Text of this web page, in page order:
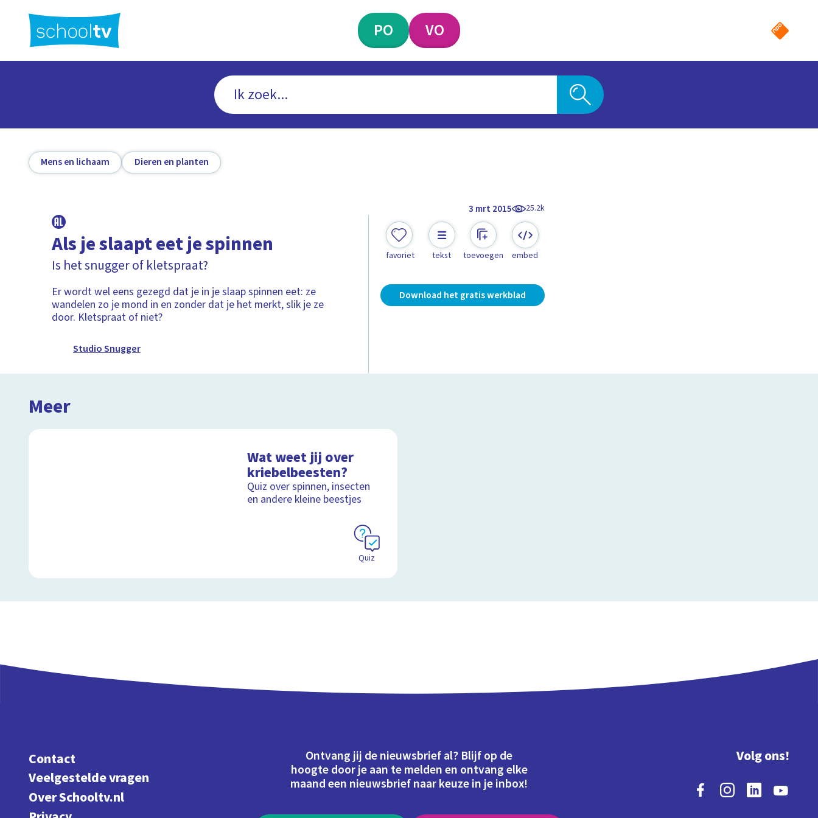
hoofdinhoud
PO VO
Mens en lichaam Dieren en planten
3 mrt 2015 25.2k
Als je slaapt eet je spinnen
Is het snugger of kletspraat?
Er wordt wel eens gezegd dat je in je slaap spinnen eet: ze
wandelen zo je mond in en zonder dat je het merkt, slik je ze
door. Kletspraat of niet?
Studio Snugger
favoriet tekst toevoegen embed
Download het gratis werkblad
Meer
Wat weet jij over
kriebelbeesten?
Quiz over spinnen, insecten
en andere kleine beestjes
Quiz
Contact
Veelgestelde vragen
Over Schooltv.nl
Ontvang jij de nieuwsbrief al? Blijf op de
hoogte door je aan te melden en ontvang elke
maand een nieuwsbrief naar keuze in je inbox!
Volg ons!